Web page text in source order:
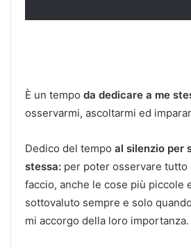
È un tempo da dedicare a me
osservarmi, ascoltarmi ed
Dedico del tempo al silenzio per
stessa: per poter osservare tutto
faccio, anche le cose più piccole
sottovaluto sempre e solo
mi accorgo della loro importanza.